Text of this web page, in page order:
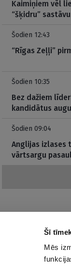
Šī
Mēs
Kaimiņiem vēl
“šķidru” sastāvu
Šodien 12:43
“Rīgas Zeļļi”
Šodien 10:35
Bez dažiem
kandidātus
Šodien 09:04
Anglijas izlases
vārtsargu
Interesanti un